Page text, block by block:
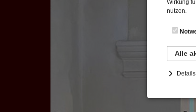
Wirkung
nutzen.
Alle
Diese